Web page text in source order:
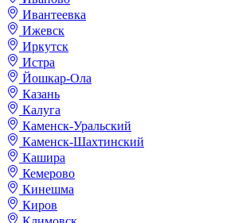
Ивантеевка
Ижевск
Иркутск
Истра
Йошкар-Ола
Казань
Калуга
Каменск-Уральский
Каменск-Шахтинский
Кашира
Кемерово
Кинешма
Киров